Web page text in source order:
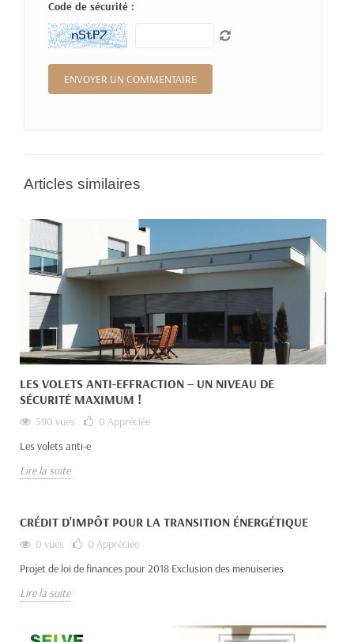
Code de sécurité :
Articles similaires
LES VOLETS ANTI-EFFRACTION – UN NIVEAU DE
SÉCURITÉ MAXIMUM !
590 vues 0 Appréciée
Les volets anti-e
Lire la suite
CRÉDIT D'IMPÔT POUR LA TRANSITION ÉNERGÉTIQUE
0 vues 0 Appréciée
Projet de loi de finances pour 2018 Exclusion des menuiseries
Lire la suite